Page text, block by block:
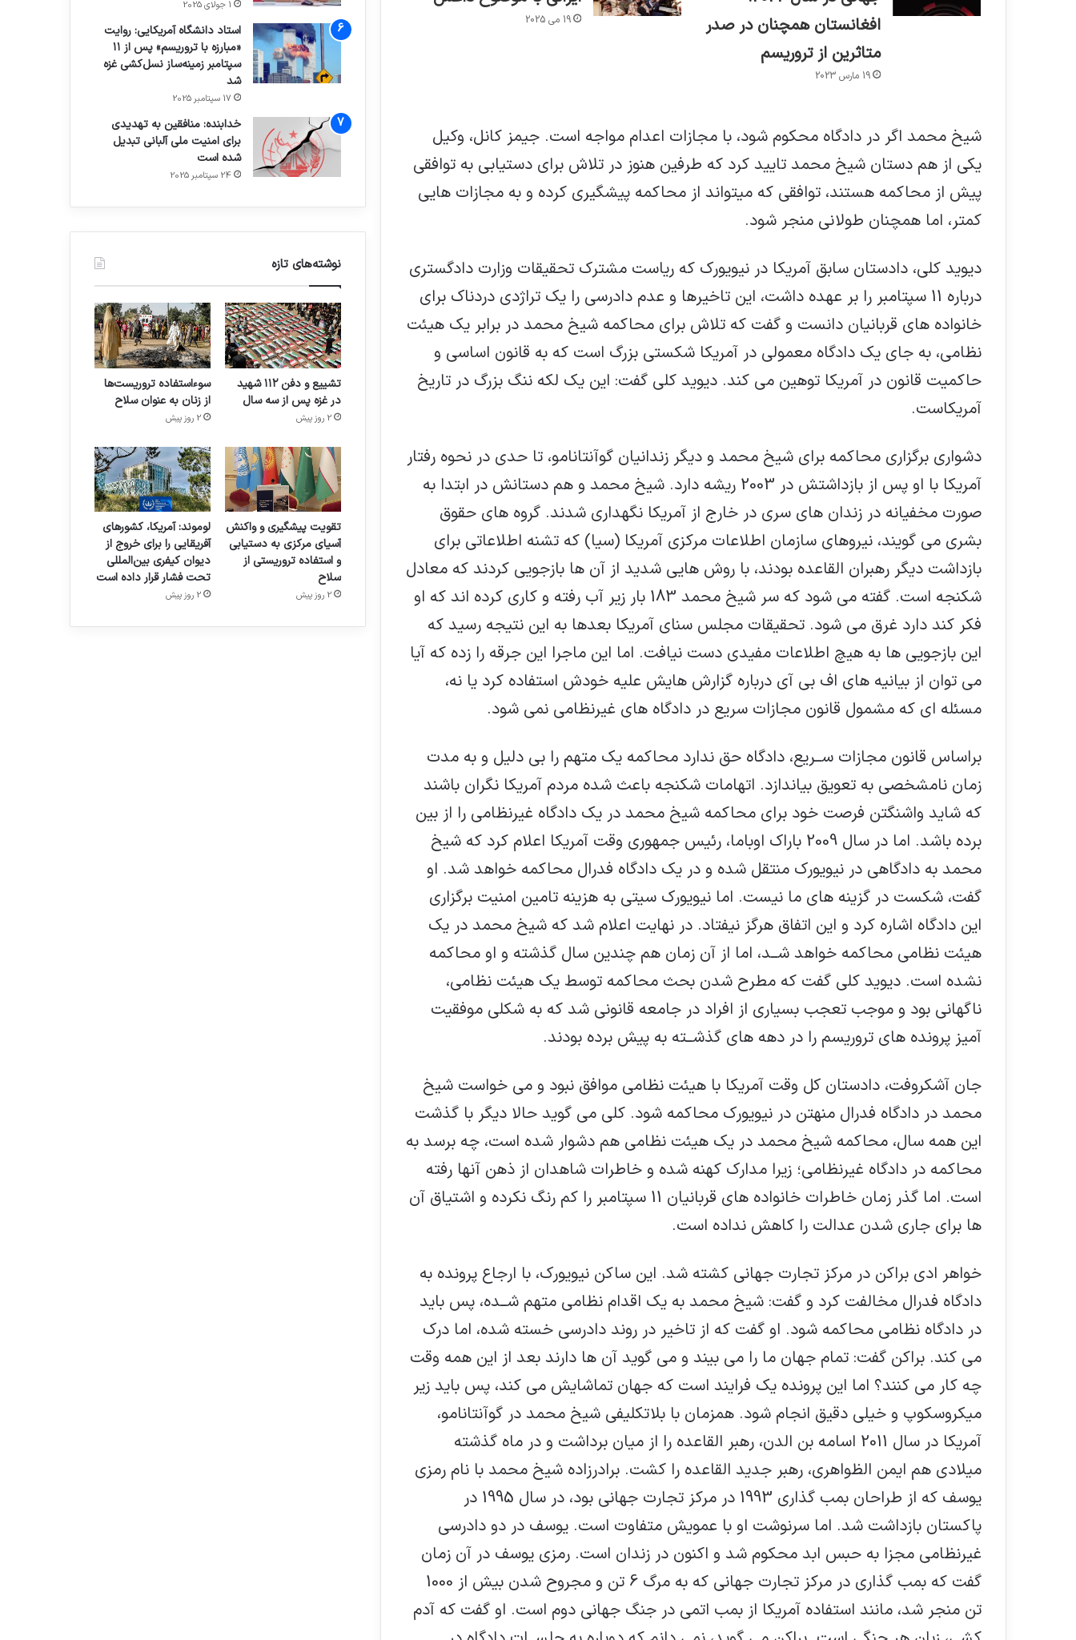
افغانستان همچنان در صدر
متاثرین از تروریسم
19 مارس 2023
19 می 2025
شیخ محمد اگر در دادگاه محکوم شود، با مجازات اعدام مواجه است. جیمز کانل، وکیل
یکی از هم دستان شیخ محمد تایید کرد که طرفین هنوز در تلاش برای دستیابی به توافقی
پیش از محاکمه هستند، توافقی که می­تواند از محاکمه پیشگیری کرده و به مجازات هایی
کمتر، اما همچنان طولانی منجر شود.
دیوید کلی، دادستان سابق آمریکا در نیویورك که ریاست مشترك تحقیقات وزارت دادگستری
درباره 11 سپتامبر را بر عهده داشت، این تاخیرها و عدم دادرسی را یک تراژدی دردناك برای
خانواده های قربانیان دانست و گفت که تلاش برای محاکمه شیخ محمد در برابر یک هیئت
نظامی، به جای یک دادگاه معمولی در آمریکا شکستی بزرگ است که به قانون اساسی و
حاکمیت قانون در آمریکا توهین می کند. دیوید کلی گفت: این یک لکه ننگ بزرگ در تاریخ
آمریکاست.
دشواری برگزاری محاکمه برای شیخ محمد و دیگر زندانیان گوآنتانامو، تا حدی در نحوه رفتار
آمریکا با او پس از بازداشتش در 2003 ریشه دارد. شیخ محمد و هم دستانش در ابتدا به
صورت مخفیانه در زندان های سری در خارج از آمریکا نگهداری شدند. گروه های حقوق
بشری می گویند، نیروهای سازمان اطلاعات مرکزی آمریکا (سیا) که تشنه اطلاعاتی برای
بازداشت دیگر رهبران القاعده بودند، با روش هایی شدید از آن ها بازجویی کردند که معادل
شکنجه است. گفته می شود که سر شیخ محمد 183 بار زیر آب رفته و کاری کرده اند که او
فکر کند دارد غرق می شود. تحقیقات مجلس سنای آمریکا بعدها به این نتیجه رسید که
این بازجویی ها به هیچ اطلاعات مفیدی دست نیافت. اما این ماجرا این جرقه را زده که آیا
می توان از بیانیه های اف بی آی درباره گزارش هایش علیه خودش استفاده کرد یا نه،
مسئله ای که مشمول قانون مجازات سریع در دادگاه های غیرنظامی نمی شود.
براساس قانون مجازات ســریع، دادگاه حق ندارد محاکمه یک متهم را بی دلیل و به مدت
زمان نامشخصی به تعویق بیاندازد. اتهامات شکنجه باعث شده مردم آمریکا نگران باشند
که شاید واشنگتن فرصت خود برای محاکمه شیخ محمد در یک دادگاه غیرنظامی را از بین
برده باشد. اما در سال 2009 باراك اوباما، رئیس جمهوری وقت آمریکا اعلام کرد که شیخ
محمد به دادگاهی در نیویورك منتقل شده و در یک دادگاه فدرال محاکمه خواهد شد. او
گفت، شکست در گزینه های ما نیست. اما نیویورك سیتی به هزینه تامین امنیت برگزاری
این دادگاه اشاره کرد و این اتفاق هرگز نیفتاد. در نهایت اعلام شد که شیخ محمد در یک
هیئت نظامی محاکمه خواهد شــد، اما از آن زمان هم چندین سال گذشته و او محاکمه
نشده است. دیوید کلی گفت که مطرح شدن بحث محاکمه توسط یک هیئت نظامی،
ناگهانی بود و موجب تعجب بسیاری از افراد در جامعه قانونی شد که به شکلی موفقیت
آمیز پرونده های تروریسم را در دهه های گذشــته به پیش برده بودند.
جان آشکروفت، دادستان کل وقت آمریکا با هیئت نظامی موافق نبود و می خواست شیخ
محمد در دادگاه فدرال منهتن در نیویورك محاکمه شود. کلی می گوید حالا دیگر با گذشت
این همه سال، محاکمه شیخ محمد در یک هیئت نظامی هم دشوار شده است، چه برسد به
محاکمه در دادگاه غیرنظامی؛ زیرا مدارك کهنه شده و خاطرات شاهدان از ذهن آنها رفته
است. اما گذر زمان خاطرات خانواده های قربانیان 11 سپتامبر را کم رنگ نکرده و اشتیاق آن
ها برای جاری شدن عدالت را کاهش نداده است.
خواهر ادی براکن در مرکز تجارت جهانی کشته شد. این ساکن نیویورك، با ارجاع پرونده به
دادگاه فدرال مخالفت کرد و گفت: شیخ محمد به یک اقدام نظامی متهم شــده، پس باید
در دادگاه نظامی محاکمه شود. او گفت که از تاخیر در روند دادرسی خسته شده، اما درك
می کند. براکن گفت: تمام جهان ما را می بیند و می گوید آن ها دارند بعد از این همه وقت
چه کار می کنند؟ اما این پرونده یک فرایند است که جهان تماشایش می کند، پس باید زیر
میکروسکوپ و خیلی دقیق انجام شود. همزمان با بلاتکلیفی شیخ محمد در گوآنتانامو،
آمریکا در سال 2011 اسامه بن الدن، رهبر القاعده را از میان برداشت و در ماه گذشته
میلادی هم ایمن الظواهری، رهبر جدید القاعده را کشت. برادرزاده شیخ محمد با نام رمزی
یوسف که از طراحان بمب گذاری 1993 در مرکز تجارت جهانی بود، در سال 1995 در
پاکستان بازداشت شد. اما سرنوشت او با عمویش متفاوت است. یوسف در دو دادرسی
غیرنظامی مجزا به حبس ابد محکوم شد و اکنون در زندان است. رمزی یوسف در آن زمان
گفت که بمب گذاری در مرکز تجارت جهانی که به مرگ 6 تن و مجروح شدن بیش از 1000
تن منجر شد، مانند استفاده آمریکا از بمب اتمی در جنگ جهانی دوم است. او گفت که آدم
آثار برگزیده جشنواره نقاشی حقوق بشر در
بین المللی را در مقابله با تروریسم ناکارآمد
ساخته است
1 جولای 2025
استاد دانشگاه آمریکایی: روایت
«مبارزه با تروریسم» پس از ۱۱
سپتامبر زمینه‌ساز نسل‌کشی غزه
شد
17 سپتامبر 2025
خدابنده: منافقین به تهدیدی
برای امنیت ملی آلبانی تبدیل
شده است
24 سپتامبر 2025
نوشته‌های تازه
تشییع و دفن ۱۱۲ شهید
در غزه پس از سه سال
2 روز پیش
سوءاستفاده تروریست‌ها
از زنان به عنوان سلاح
2 روز پیش
تقویت پیشگیری و واکنش
آسیای مرکزی به دستیابی
و استفاده تروریستی از
سلاح
2 روز پیش
لوموند: آمریکا، کشورهای
آفریقایی را برای خروج از
دیوان کیفری بین‌المللی
تحت فشار قرار داده است
2 روز پیش